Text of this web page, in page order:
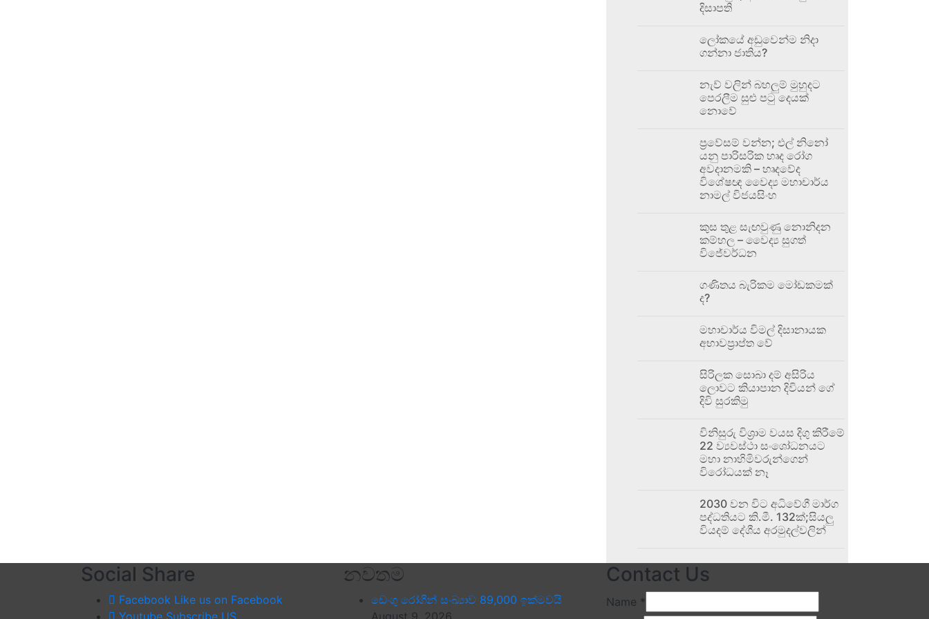
දිසාපති
ලෝකයේ අඩුවෙන්ම නිදා
ගන්නා ජාතිය?
නැව් වලින් බහලුම් මුහුදට
පෙරලීම සුළු පටු දෙයක්
නොවේ
ප්‍රවේසම් වන්න; එල් නිනෝ
යනු පාරිසරික හෘද රෝග
අවදානමකි – හෘදවේද
විශේෂඥ වෛද්‍ය මහාචාර්ය
නාමල් විජයසිංහ
කුස තුළ සැඟවුණු නොනිදන
කම්හල – වෛද්‍ය සුගත්
විජේවර්ධන
ගණිතය බැරිකම මෝඩකමක්
ද?
මහාචාර්ය විමල් දිසානායක
අභාවප්‍රාප්ත වේ
සිරිලක සොබා දම් අසිරිය
ලොවට කියාපාන දිවියන් ගේ
දිවි සුරකිමු
විනිසුරු විශ්‍රාම වයස දිගු කිරීමේ
22 ව්‍යවස්ථා සංශෝධනයට
මහා නාහිමිවරුන්ගෙන්
විරෝධයක් නෑ
2030 වන විට අධිවේගී මාර්ග
පද්ධතියට කි.මී. 132ක්;සියලු
වියදම් දේශීය අරමුදල්වලින්
Social Share
Facebook Like us on Facebook
Youtube Subscribe US
නවතම
ඩෙංගු රෝගීන් සංඛ්‍යාව 89,000 ඉක්මවයි
August 9, 2026
Contact Us
Name *